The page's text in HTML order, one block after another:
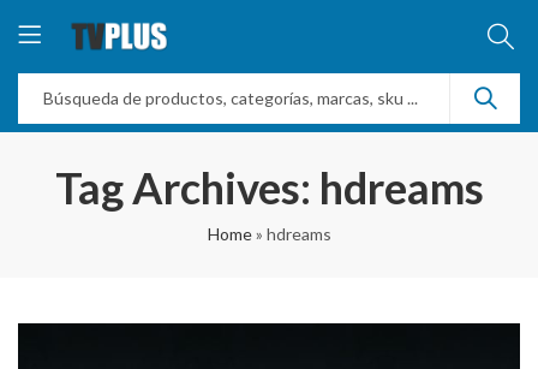
Tag Archives: hdreams
Home» hdreams